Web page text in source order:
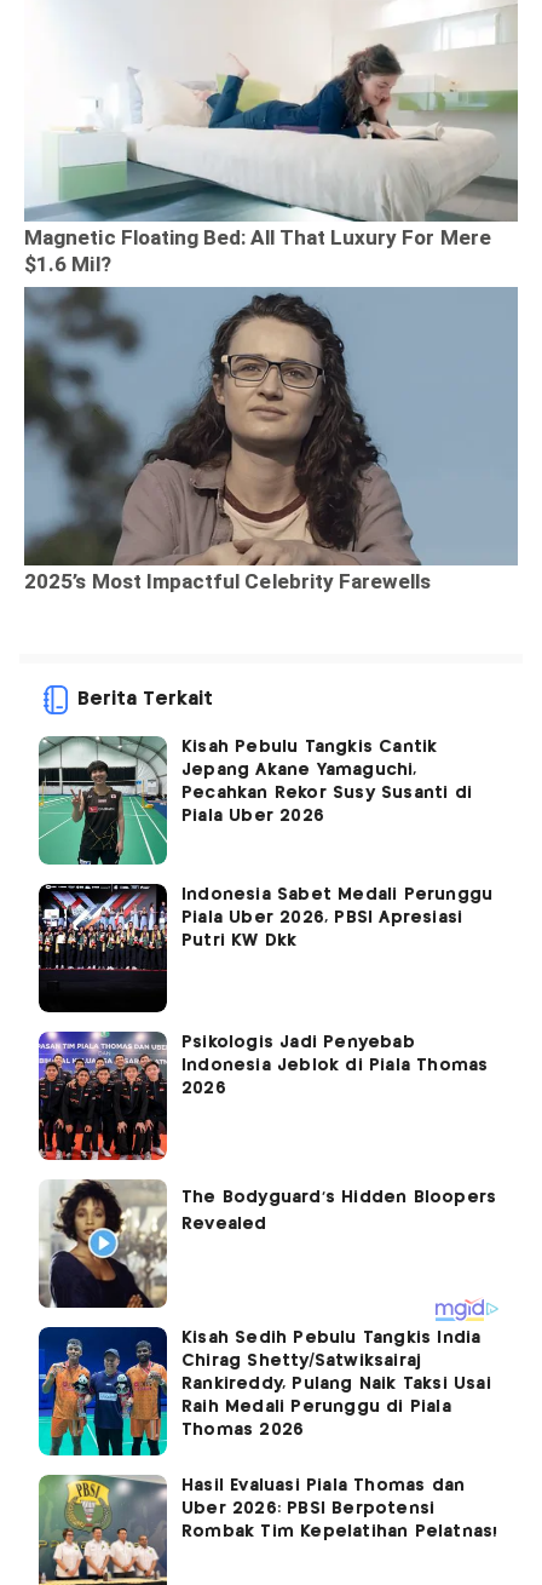
Berita Terkait
Kisah Pebulu Tangkis Cantik
Jepang Akane Yamaguchi,
Pecahkan Rekor Susy Susanti di
Piala Uber 2026
Indonesia Sabet Medali Perunggu
Piala Uber 2026, PBSI Apresiasi
Putri KW Dkk
Psikologis Jadi Penyebab
Indonesia Jeblok di Piala Thomas
2026
Kisah Sedih Pebulu Tangkis India
Chirag Shetty/Satwiksairaj
Rankireddy, Pulang Naik Taksi Usai
Raih Medali Perunggu di Piala
Thomas 2026
Hasil Evaluasi Piala Thomas dan
Uber 2026: PBSI Berpotensi
Rombak Tim Kepelatihan Pelatnas!